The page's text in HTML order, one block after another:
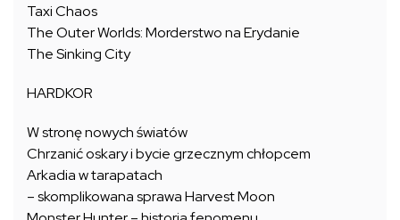
Taxi Chaos
The Outer Worlds: Morderstwo na Erydanie
The Sinking City
HARDKOR
W stronę nowych światów
Chrzanić oskary i bycie grzecznym chłopcem
Arkadia w tarapatach
– skomplikowana sprawa Harvest Moon